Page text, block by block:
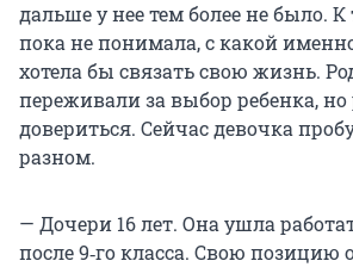
дальше у нее тем более не было.
пока не понимала, с какой
хотела бы связать свою жизнь.
переживали за выбор ребенка,
довериться. Сейчас девочка
разном.
— Дочери 16 лет. Она ушла
после 9‑го класса. Свою позицию